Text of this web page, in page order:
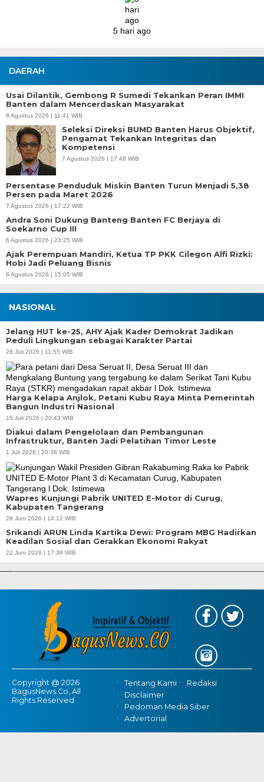
DAERAH
Usai Dilantik, Gembong R Sumedi Tekankan Peran IMMI
Banten dalam Mencerdaskan Masyarakat
8 Agustus 2026 | 11:41 WIB
Seleksi Direksi BUMD Banten Harus Objektif,
Pengamat Tekankan Integritas dan
Kompetensi
7 Agustus 2026 | 17:48 WIB
Persentase Penduduk Miskin Banten Turun Menjadi 5,38
Persen pada Maret 2026
7 Agustus 2026 | 17:22 WIB
Andra Soni Dukung Banteng Banten FC Berjaya di
Soekarno Cup III
6 Agustus 2026 | 23:25 WIB
Ajak Perempuan Mandiri, Ketua TP PKK Cilegon Alfi Rizki:
Hobi Jadi Peluang Bisnis
6 Agustus 2026 | 15:05 WIB
NASIONAL
Jelang HUT ke-25, AHY Ajak Kader Demokrat Jadikan
Peduli Lingkungan sebagai Karakter Partai
28 Juli 2026 | 11:55 WIB
Harga Kelapa Anjlok, Petani Kubu Raya Minta Pemerintah
Bangun Industri Nasional
15 Juli 2026 | 20:43 WIB
Diakui dalam Pengelolaan dan Pembangunan
Infrastruktur, Banten Jadi Pelatihan Timor Leste
1 Juli 2026 | 20:38 WIB
Wapres Kunjungi Pabrik UNITED E-Motor di Curug,
Kabupaten Tangerang
28 Juni 2026 | 14:12 WIB
Srikandi ARUN Linda Kartika Dewi: Program MBG Hadirkan
Keadilan Sosial dan Gerakkan Ekonomi Rakyat
22 Juni 2026 | 17:38 WIB
APBD Tahun 2025 Anggarkan Rp200 Miliar | Program Makan Bergizi
Copyright @ 2026
BagusNews.Co, All
Rights Reserved
Tentang Kami
Redaksi
Disclaimer
Pedoman Media Siber
Advertorial